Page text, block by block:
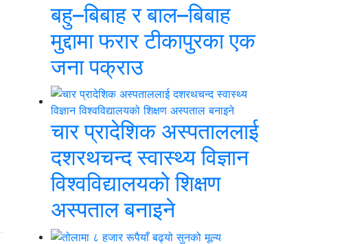
बहु–बिबाह र बाल–बिबाह
मुद्दामा फरार टीकापुरका एक
जना पक्राउ
चार प्रादेशिक अस्पताललाई
दशरथचन्द स्वास्थ्य विज्ञान
विश्वविद्यालयको शिक्षण
अस्पताल बनाइने